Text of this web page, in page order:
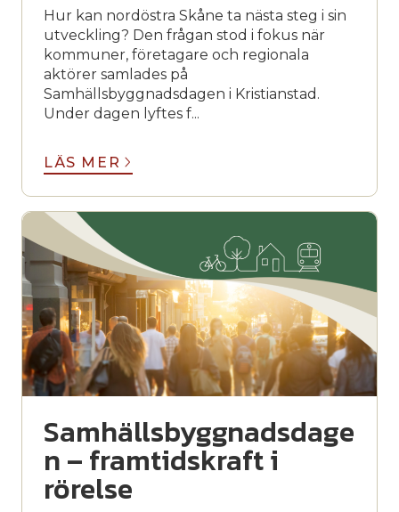
Hur kan nordöstra Skåne ta nästa steg i sin
utveckling? Den frågan stod i fokus när
kommuner, företagare och regionala
aktörer samlades på
Samhällsbyggnadsdagen i Kristianstad.
Under dagen lyftes f...
LÄS MER
Samhällsbyggnadsdage
n – framtidskraft i
rörelse